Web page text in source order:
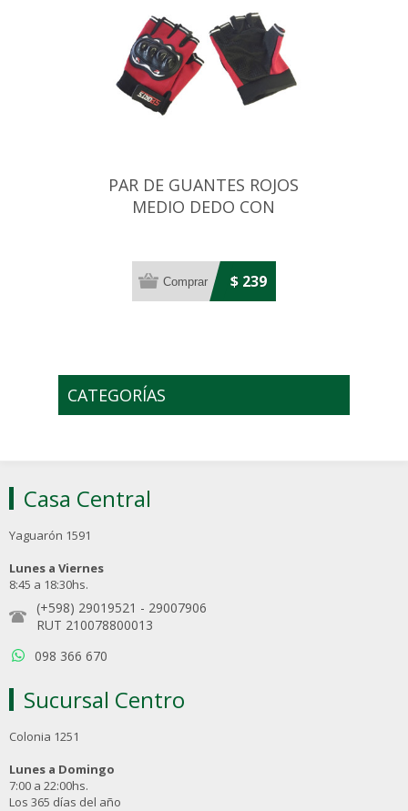
PAR DE GUANTES ROJOS
MEDIO DEDO CON
$ 239
CATEGORÍAS
Casa Central
Yaguarón 1591
Lunes a Viernes
8:45 a 18:30hs.
(+598) 29019521 - 29007906
RUT 210078800013
098 366 670
Sucursal Centro
Colonia 1251
Lunes a Domingo
7:00 a 22:00hs.
Los 365 días del año